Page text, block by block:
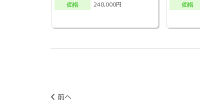
価格
248,000円
価格
前へ